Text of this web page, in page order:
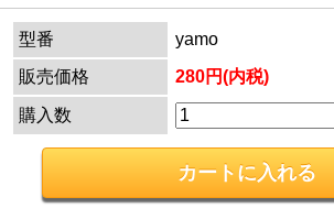
型番
yamo
販売価格
280円(内税)
購入数